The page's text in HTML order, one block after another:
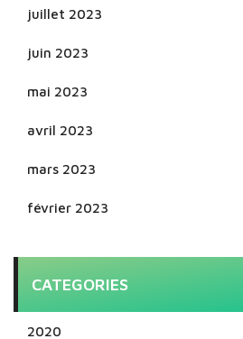
juillet 2023
juin 2023
mai 2023
avril 2023
mars 2023
février 2023
CATEGORIES
2020